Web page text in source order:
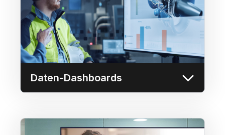
Daten-Dashboards
Tools wie PowerBI, Tableau und Ignition auf
jedem Bildschirm der Userful-Plattform.
Mehr erfahren